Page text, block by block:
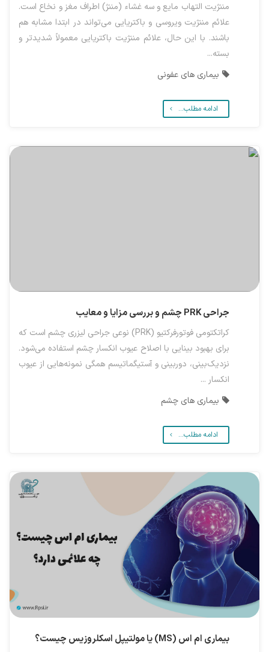
مننژیت التهاب مایع و سه غشاء (مننژ) اطراف مغز و نخاع است.
علائم مننژیت ویروسی و باکتریایی می‌تواند در ابتدا مشابه هم
باشند. با این حال، علائم مننژیت باکتریایی معمولاً شدیدتر و
بسته...
بیماری های عفونی
ادامه مطلب...
جراحی PRK چشم و بررسی مزایا و معایب
کراتکتومی فوتورفرکتیو (PRK) نوعی جراحی لیزری چشم است که
برای بهبود بینایی با اصلاح عیوب انکسار چشم استفاده می‌شود.
نزدیک‌بینی، دوربینی و آستیگماتیسم همگی نمونه‌هایی از عیوب
انکسار ...
بیماری های چشم
ادامه مطلب...
بیماری ام اس (MS) یا مولتیپل اسکلروزیس چیست؟